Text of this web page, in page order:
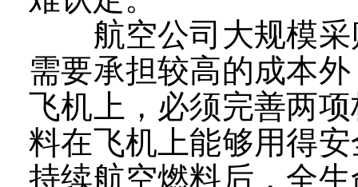
航空公司大规模采
需要承担较高的成本
飞机上，必须完善两
料在飞机上能够用得
持续航空燃料后，全